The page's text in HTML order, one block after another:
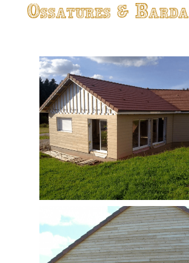
Ossatures &